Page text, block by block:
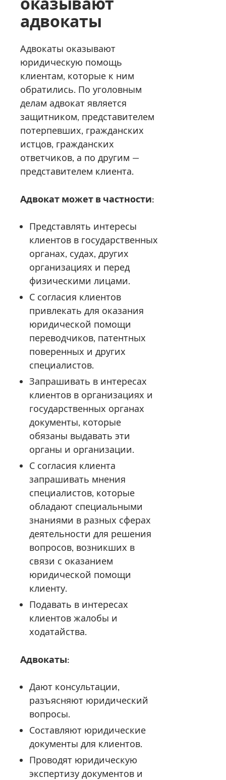
адвокаты
Адвокаты оказывают
юридическую помощь
клиентам, которые к ним
обратились. По уголовным
делам адвокат является
защитником, представителем
потерпевших, гражданских
истцов, гражданских
ответчиков, а по другим —
представителем клиента.
Адвокат может в частности:
Представлять интересы
клиентов в государственных
органах, судах, других
организациях и перед
физическими лицами.
С согласия клиентов
привлекать для оказания
юридической помощи
переводчиков, патентных
поверенных и других
специалистов.
Запрашивать в интересах
клиентов в организациях и
государственных органах
документы, которые
обязаны выдавать эти
органы и организации.
С согласия клиента
запрашивать мнения
специалистов, которые
обладают специальными
знаниями в разных сферах
деятельности для решения
вопросов, возникших в
связи с оказанием
юридической помощи
клиенту.
Подавать в интересах
клиентов жалобы и
ходатайства.
Адвокаты:
Дают консультации,
разъясняют юридический
вопросы.
Составляют юридические
документы для клиентов.
Проводят юридическую
экспертизу документов и